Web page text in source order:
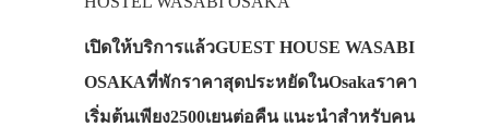
เปิดให้บริการแล้วGUEST HOUSE WASABI
OSAKAที่พักราคาสุดประหยัดในOsakaราคา
เริ่มต้นเพียง2500เยนต่อคืน แนะนำสำหรับคน